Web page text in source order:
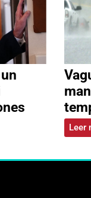
Leer